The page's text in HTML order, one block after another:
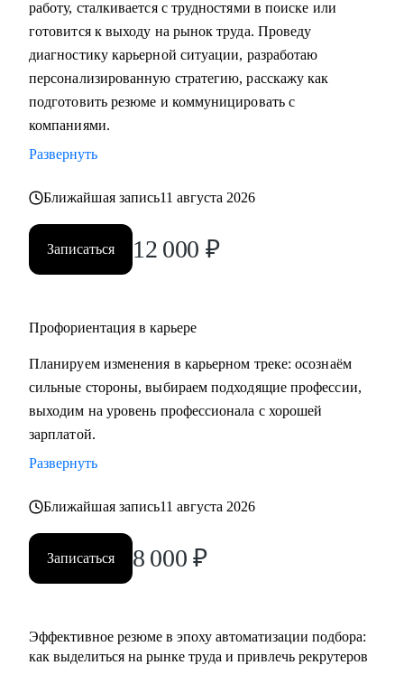
• Подготовка к собеседованию (скрининг с HR, финальное
с руководителем, опционально - подготовиться к
техническому собеседованию).
• Зарплатные переговоры (повышение или переговоры на
собеседовании).
сделать так, чтобы руководитель заметил и наконец начал
Кому могу помочь:
• Студентам бакалавриата/магистратуры/аспирантуры
технических направлений;
Digital, Образование);
• Middle и C-level менеджерам.
• Основные направления:
- IT (разработка, тестирование, администрирование,
информационная безопасность),
Компьютерное зрение,
- Digital (маркетологи, дизайнеры, исследователи,
редакторы, smm)
- Education Tech (Педагогические дизайнеры, методологи)
Про мой опыт:
работу, сталкивается с трудностями в поиске или
готовится к выходу на рынок труда. Проведу
диагностику карьерной ситуации, разработаю
персонализированную стратегию, расскажу как
подготовить резюме и коммуницировать с
компаниями.
Развернуть
Ближайшая запись11 августа 2026
Записаться 12 000 ₽
Профориентация в карьере
Планируем изменения в карьерном треке: осознаём
сильные стороны, выбираем подходящие профессии,
выходим на уровень профессионала с хорошей
зарплатой.
Развернуть
Ближайшая запись11 августа 2026
Записаться 8 000 ₽
Эффективное резюме в эпоху автоматизации подбора:
как выделиться на рынке труда и привлечь рекрутеров